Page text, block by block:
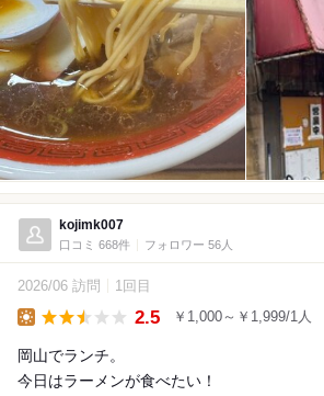
kojimk007
口コミ 668件 フォロワー 56人
2026/06 訪問 1回目
2.5 ￥1,000～￥1,999/1人
岡山でランチ。
今日はラーメンが食べたい！